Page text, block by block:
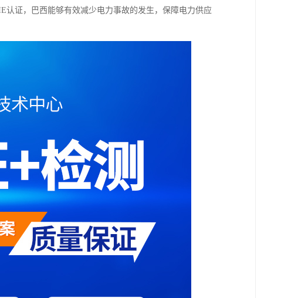
认证，巴西能够有效减少电力事故的发生，保障电力供应